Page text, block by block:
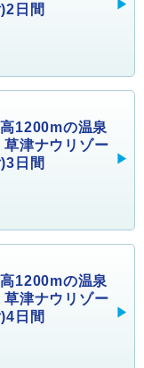
日間
1200mの温泉
草津ナウリゾー
日間
1200mの温泉
草津ナウリゾー
日間